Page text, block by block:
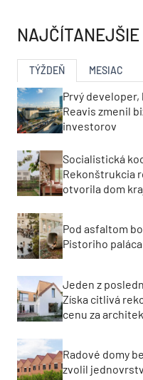
NAJČÍTANEJŠIE
TÝŽDEŇ MESIAC
Prvý
Reavis zmenil
investorov
Socialistická
Rekonštrukcia
otvorila dom
Pod asfaltom
Pistoriho
Jeden z
Získa citlivá
cenu za
Radové domy
zvolil